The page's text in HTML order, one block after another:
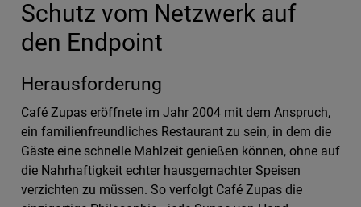
Schutz vom Netzwerk auf
den Endpoint
Herausforderung
Café Zupas eröffnete im Jahr 2004 mit dem Anspruch,
ein familienfreundliches Restaurant zu sein, in dem die
Gäste eine schnelle Mahlzeit genießen können, ohne auf
die Nahrhaftigkeit echter hausgemachter Speisen
verzichten zu müssen. So verfolgt Café Zupas die